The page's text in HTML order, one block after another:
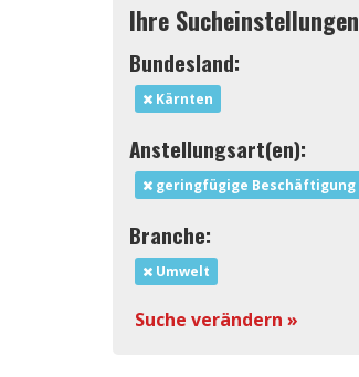
Ihre Sucheinstellungen
Bundesland:
Kärnten
Anstellungsart(en):
geringfügige Beschäftigung
Branche:
Umwelt
Suche verändern »